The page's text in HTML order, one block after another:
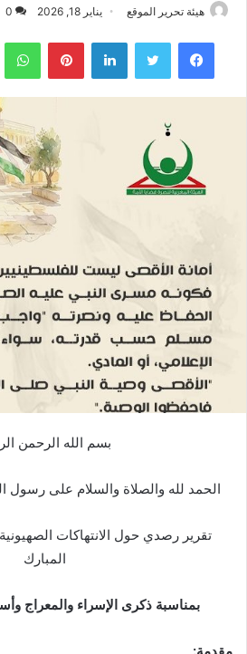
هيئة تحرير الموقع يناير 18, 2026 0
فيسبوك تويتر لينكدإن بينتيريست
بسم الله الرحمن
الحمد لله والصلاة والسلام على رسول
تقرير رصدي حول الانتهاكات
المبارك
بمناسبة ذكرى الإسراء والمعراج